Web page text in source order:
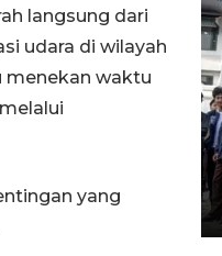
langsung dari
udara di wilayah
menekan waktu
yang